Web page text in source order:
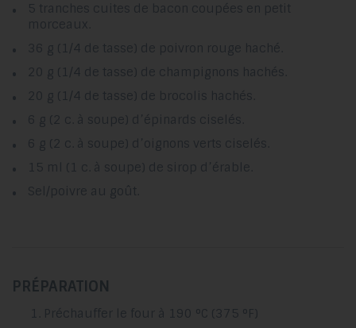
5 tranches cuites de bacon coupées en petit
morceaux.
36 g (1/4 de tasse) de poivron rouge haché.
20 g (1/4 de tasse) de champignons hachés.
20 g (1/4 de tasse) de brocolis hachés.
6 g (2 c. à soupe) d’épinards ciselés.
6 g (2 c. à soupe) d’oignons verts ciselés.
15 ml (1 c. à soupe) de sirop d’érable.
Sel/poivre au goût.
PRÉPARATION
Préchauffer le four à 190 °C (375 °F)